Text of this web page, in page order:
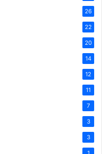
26
22
20
14
12
11
7
3
3